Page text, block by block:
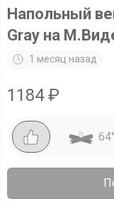
Напольный
Gray на
1 месяц назад
1184₽
64°